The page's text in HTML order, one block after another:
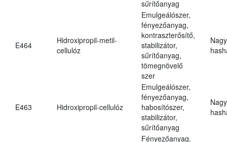
sűrítőanyag
E464
Hidroxipropil-metil-
cellulóz
Emulgeálószer,
fényezőanyag,
kontraszterősítő,
stabilizátor,
sűrítőanyag,
tömegnövelő
szer
E463 Hidroxipropil-cellulóz
Emulgeálószer,
fényezőanyag,
habosítószer,
stabilizátor,
sűrítőanyag
Fényezőanyag,